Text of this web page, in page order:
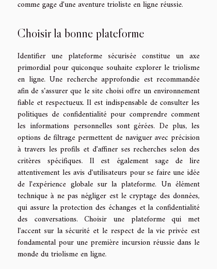
comme gage d'une aventure trioliste en ligne réussie.
Choisir la bonne plateforme
Identifier une plateforme sécurisée constitue un axe
primordial pour quiconque souhaite explorer le triolisme
en ligne. Une recherche approfondie est recommandée
afin de s'assurer que le site choisi offre un environnement
fiable et respectueux. Il est indispensable de consulter les
politiques de confidentialité pour comprendre comment
les informations personnelles sont gérées. De plus, les
options de filtrage permettent de naviguer avec précision
à travers les profils et d'affiner ses recherches selon des
critères spécifiques. Il est également sage de lire
attentivement les avis d'utilisateurs pour se faire une idée
de l'expérience globale sur la plateforme. Un élément
technique à ne pas négliger est le cryptage des données,
qui assure la protection des échanges et la confidentialité
des conversations. Choisir une plateforme qui met
l'accent sur la sécurité et le respect de la vie privée est
fondamental pour une première incursion réussie dans le
monde du triolisme en ligne.